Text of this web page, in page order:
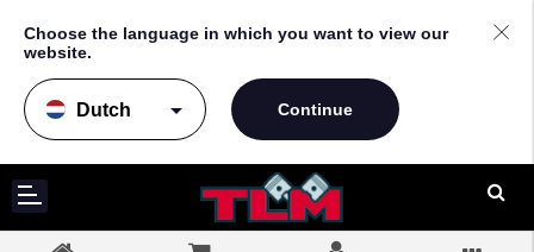
Choose the language in which you want to view our
website.
arrow_drop_down